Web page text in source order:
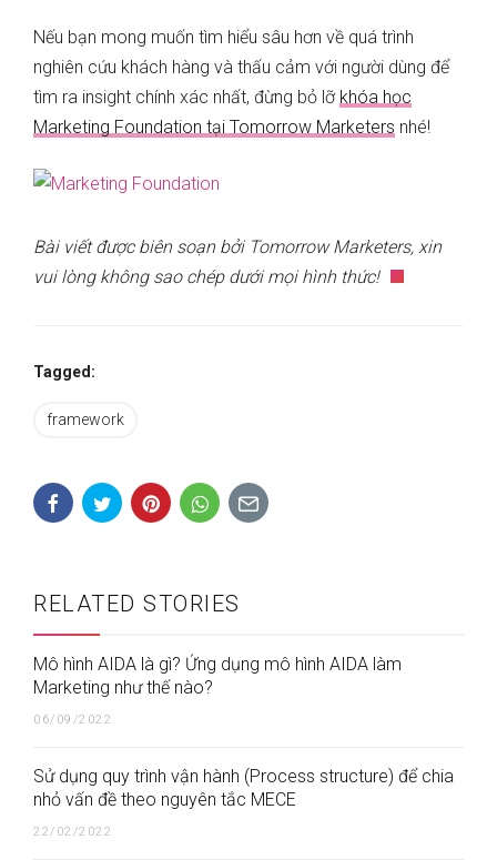
Nếu bạn mong muốn tìm hiểu sâu hơn về quá trình
nghiên cứu khách hàng và thấu cảm với người dùng để
tìm ra insight chính xác nhất, đừng bỏ lỡ khóa học
Marketing Foundation tại Tomorrow Marketers nhé!
Bài viết được biên soạn bởi Tomorrow Marketers, xin
vui lòng không sao chép dưới mọi hình thức!
Tagged:
framework
RELATED STORIES
Mô hình AIDA là gì? Ứng dụng mô hình AIDA làm
Marketing như thế nào?
06/09/2022
Sử dụng quy trình vận hành (Process structure) để chia
nhỏ vấn đề theo nguyên tắc MECE
22/02/2022